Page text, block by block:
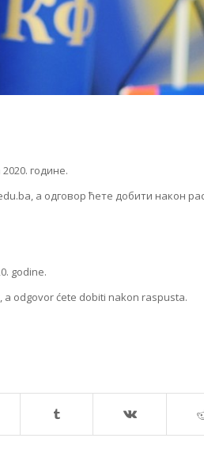
године.
а одговор ћете добити након
godine.
odgovor ćete dobiti nakon raspusta.